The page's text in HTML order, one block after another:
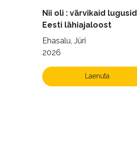
Nii oli : värvikaid lugusid
Eesti lähiajaloost
Ehasalu, Jüri
2026
Laenuta